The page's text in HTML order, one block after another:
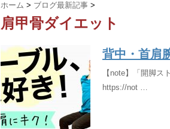
ホーム > ブログ最新記事 >
肩甲骨ダイエット
背中・首肩
【note】「開脚ス
https://not …